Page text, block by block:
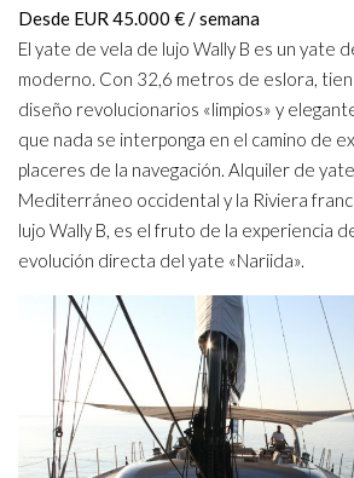
Desde EUR 45.000 € / semana
El yate de vela de lujo Wally B es un yate
moderno. Con 32,6 metros de eslora,
diseño revolucionarios «limpios» y
que nada se interponga en el camino de
placeres de la navegación. Alquiler de
Mediterráneo occidental y la Riviera
lujo Wally B, es el fruto de la experiencia
evolución directa del yate «Nariida».